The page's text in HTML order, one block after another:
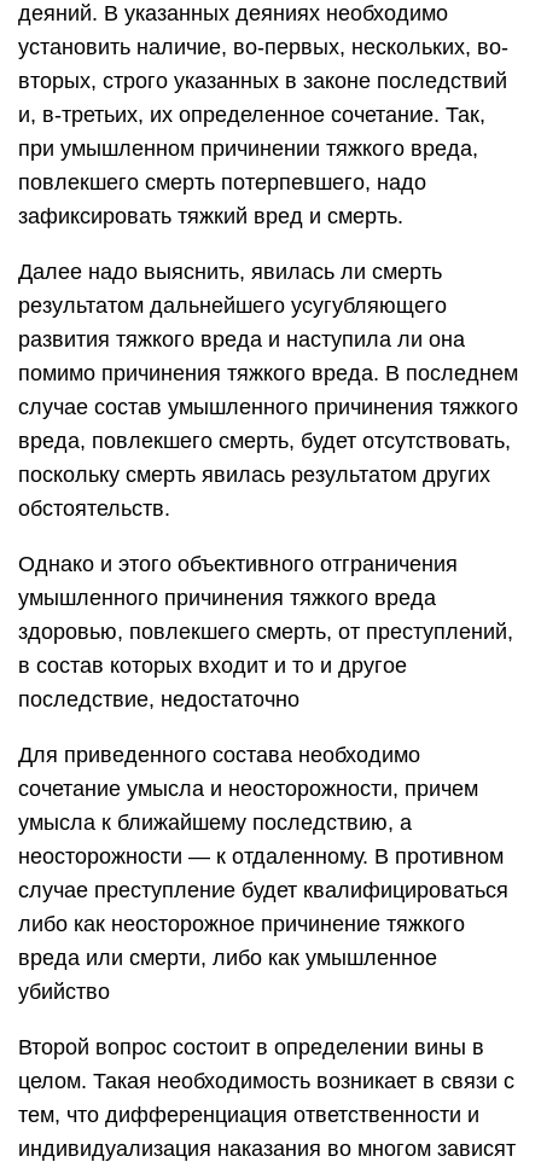
деяний. В указанных деяниях необходимо
установить наличие, во-первых, нескольких, во-
вторых, строго указанных в законе последствий
и, в-третьих, их определенное сочетание. Так,
при умышленном причинении тяжкого вреда,
повлекшего смерть потерпевшего, надо
зафиксировать тяжкий вред и смерть.
Далее надо выяснить, явилась ли смерть
результатом дальнейшего усугубляющего
развития тяжкого вреда и наступила ли она
помимо причинения тяжкого вреда. В последнем
случае состав умышленного причинения тяжкого
вреда, повлекшего смерть, будет отсутствовать,
поскольку смерть явилась результатом других
обстоятельств.
Однако и этого объективного отграничения
умышленного причинения тяжкого вреда
здоровью, повлекшего смерть, от преступлений,
в состав которых входит и то и другое
последствие, недостаточно
Для приведенного состава необходимо
сочетание умысла и неосторожности, причем
умысла к ближайшему последствию, а
неосторожности — к отдаленному. В противном
случае преступление будет квалифицироваться
либо как неосторожное причинение тяжкого
вреда или смерти, либо как умышленное
убийство
Второй вопрос состоит в определении вины в
целом. Такая необходимость возникает в связи с
тем, что дифференциация ответственности и
индивидуализация наказания во многом зависят